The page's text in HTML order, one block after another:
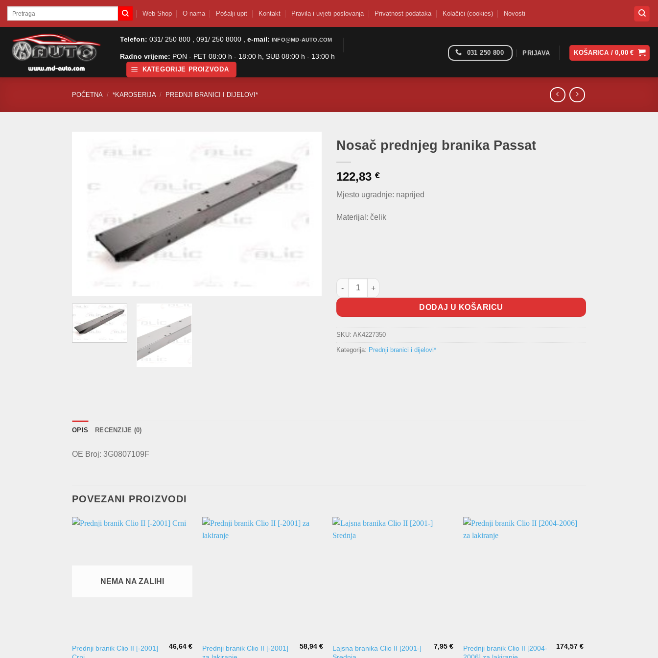
SkipPretraži: Web-Shop O nama Pošalji upit Kontakt Pravila i uvjeti poslovanja Privatnost podataka Kolačići (cookies) Novosti
Telefon: 031/ 250 800 , 091/ 250 8000 , e-mail: INFO@MD-AUTO.COM
Radno vrijeme: PON - PET 08:00 h - 18:00 h, SUB 08:00 h - 13:00 h
KATEGORIJE PROIZVODA
031 250 800 PRIJAVA KOŠARICA /0,00€
POČETNA / *KAROSERIJA / PREDNJI BRANICI I DIJELOVI*
Nosač prednjeg branika Passat
122,83 €
Mjesto ugradnje: naprijed
Materijal: čelik
Nosač prednjeg branika Passat količina
DODAJ U KOŠARICU
SKU: AK4227350
Kategorija: Prednji branici i dijelovi*
OPIS RECENZIJE (0)
OE Broj: 3G0807109F
POVEZANI PROIZVODI
NEMA NA ZALIHI
Prednji branik Clio II [-2001]
46,64€
Prednji branik Clio II [-2001]
58,94 €
Lajsna branika Clio II [2001-]
7,95 €
Prednji branik Clio II [2004-
174,57€